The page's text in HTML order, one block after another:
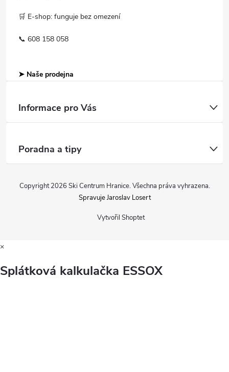
🛒 E-shop: funguje bez omezení
📞 608 158 058
➤ Naše prodejna
Informace pro Vás
Poradna a tipy
Vytvořil Shoptet
Copyright 2026 Ski Centrum Hranice. Všechna práva vyhrazena.
Spravuje Jaroslav Losert
×
Splátková kalkulačka ESSOX